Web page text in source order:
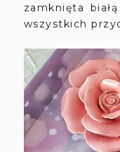
zamknięta
wszystkich